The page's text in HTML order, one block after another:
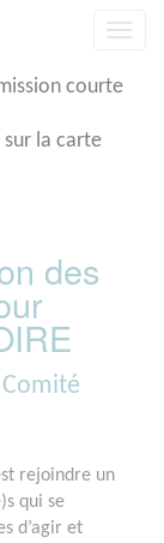
courte
sur la carte
des
Comité
rejoindre un
qui se
d’agir et